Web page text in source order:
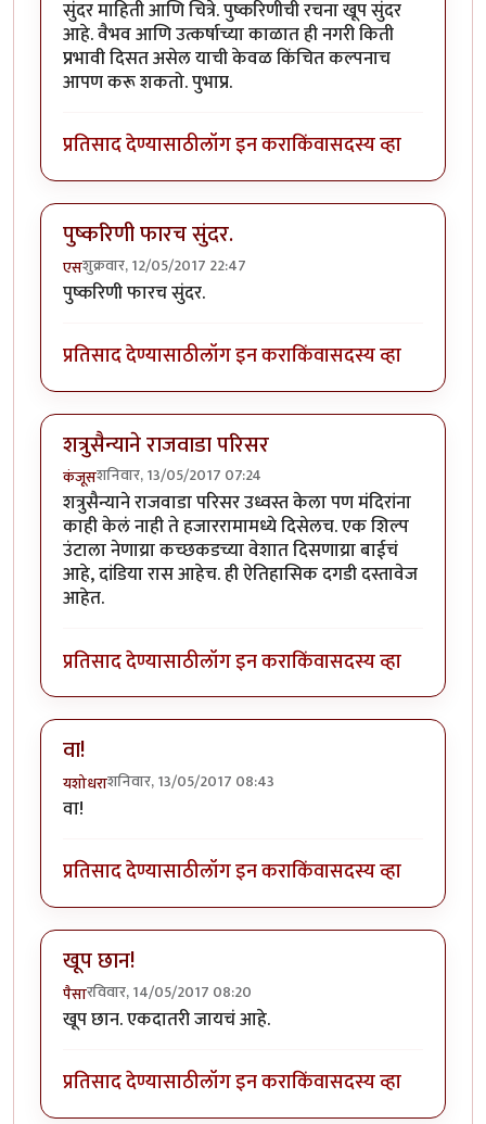
सुंदर माहिती आणि चित्रे. पुष्करिणीची रचना खूप सुंदर
आहे. वैभव आणि उत्कर्षाच्या काळात ही नगरी किती
प्रभावी दिसत असेल याची केवळ किंचित कल्पनाच
आपण करू शकतो. पुभाप्र.
प्रतिसाद देण्यासाठीलॉग इन कराकिंवासदस्य व्हा
पुष्करिणी फारच सुंदर.
एसशुक्रवार, 12/05/2017 22:47
पुष्करिणी फारच सुंदर.
प्रतिसाद देण्यासाठीलॉग इन कराकिंवासदस्य व्हा
शत्रुसैन्याने राजवाडा परिसर
कंजूसशनिवार, 13/05/2017 07:24
शत्रुसैन्याने राजवाडा परिसर उध्वस्त केला पण मंदिरांना
काही केलं नाही ते हजाररामामध्ये दिसेलच. एक शिल्प
उंटाला नेणाय्रा कच्छकडच्या वेशात दिसणाय्रा बाईचं
आहे, दांडिया रास आहेच. ही ऐतिहासिक दगडी दस्तावेज
आहेत.
प्रतिसाद देण्यासाठीलॉग इन कराकिंवासदस्य व्हा
वा!
यशोधराशनिवार, 13/05/2017 08:43
वा!
प्रतिसाद देण्यासाठीलॉग इन कराकिंवासदस्य व्हा
खूप छान!
पैसारविवार, 14/05/2017 08:20
खूप छान. एकदातरी जायचं आहे.
प्रतिसाद देण्यासाठीलॉग इन कराकिंवासदस्य व्हा